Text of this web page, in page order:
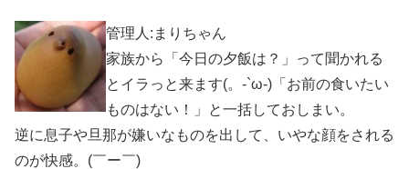
管理人:まりちゃん
家族から「今日の夕飯は？」って聞かれる
とイラっと来ます(。-`ω-)「お前の食いたい
ものはない！」と一括しておしまい。
逆に息子や旦那が嫌いなものを出して、いやな顔をされる
のが快感。(￣ー￣)